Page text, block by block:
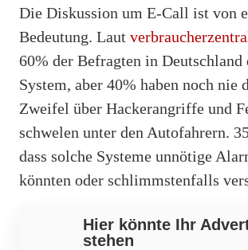
Die Diskussion um E-Call ist von
Bedeutung. Laut
60% der Befragten in Deutschland
System, aber 40% haben noch nie
Zweifel über Hackerangriffe und
schwelen unter den Autofahrern.
dass solche Systeme unnötige
könnten oder schlimmstenfalls
Hier könnte Ihr
stehen